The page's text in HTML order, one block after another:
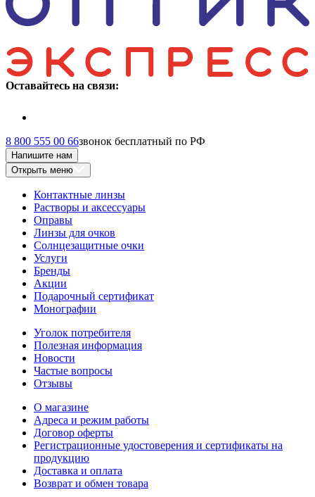
Оставайтесь на связи:
8 800 555 00 66звонок бесплатный по РФ
Напишите нам
Открыть меню
Контактные линзы
Растворы и аксессуары
Оправы
Линзы для очков
Солнцезащитные очки
Услуги
Бренды
Акции
Подарочный сертификат
Монографии
Уголок потребителя
Полезная информация
Новости
Частые вопросы
Отзывы
О магазине
Адреса и режим работы
Договор оферты
Регистрационные удостоверения и сертификаты на
продукцию
Доставка и оплата
Возврат и обмен товара